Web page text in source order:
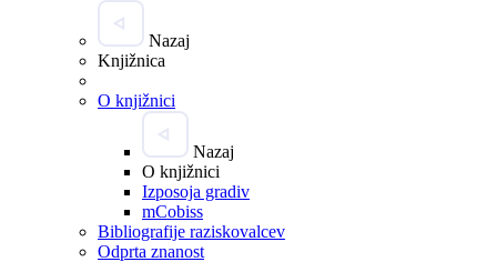
Nazaj
Knjižnica
O knjižnici
Nazaj
O knjižnici
Izposoja gradiv
mCobiss
Bibliografije raziskovalcev
Odprta znanost